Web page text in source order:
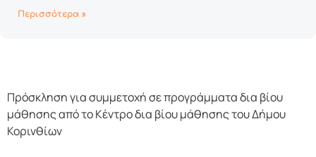
Περισσότερα »
Πρόσκληση για συμμετοχή σε προγράμματα δια βίου
μάθησης από το Κέντρο δια βίου μάθησης του Δήμου
Κορινθίων